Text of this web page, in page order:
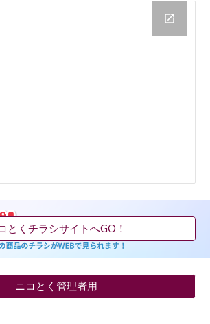
とくチラシサイトへGO！
ニコとく管理者用